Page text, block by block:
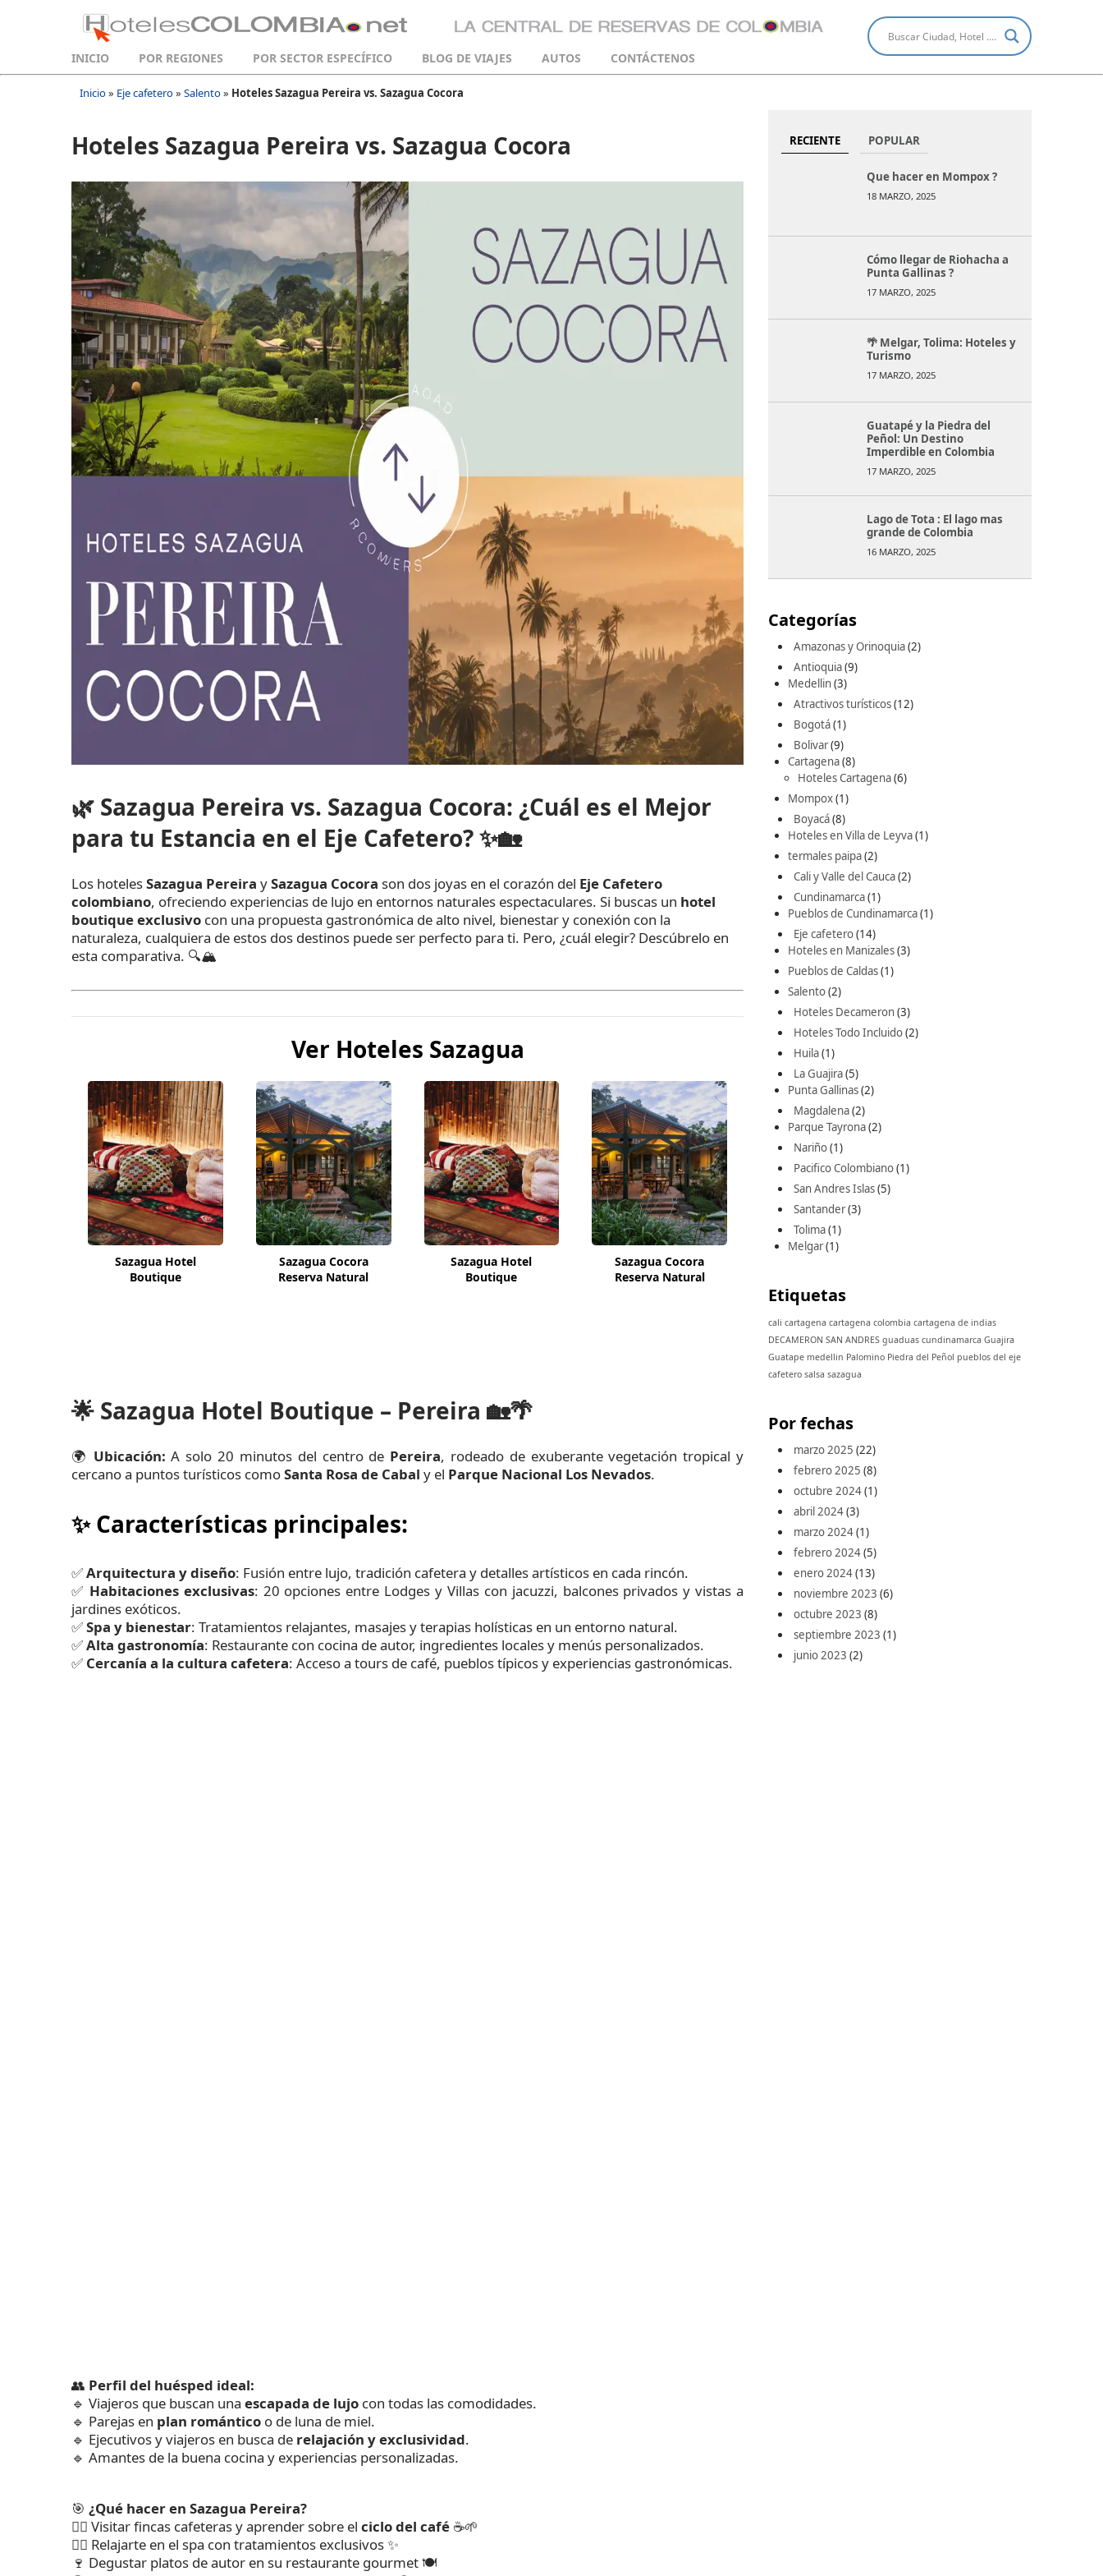
INICIO POR REGIONES POR SECTOR ESPECÍFICO BLOG DE VIAJES AUTOS CONTÁCTENOS
Inicio» Eje cafetero» Salento» Hoteles Sazagua Pereira vs. Sazagua Cocora
Hoteles Sazagua Pereira vs. Sazagua Cocora
🌿 Sazagua Pereira vs. Sazagua Cocora: ¿Cuál es el Mejor
para tu Estancia en el Eje Cafetero?✨🏡
Los hotelesSazagua Pereira ySazagua Cocora son dos joyas en el corazón del Eje Cafetero
colombiano, ofreciendo experiencias de lujo en entornos naturales espectaculares. Si buscas un hotel
boutique exclusivo con una propuesta gastronómica de alto nivel, bienestar y conexión con la
naturaleza, cualquiera de estos dos destinos puede ser perfecto para ti. Pero, ¿cuál elegir? Descúbrelo en
esta comparativa. 🔍🏔️
Ver Hoteles Sazagua
Sazagua Hotel
Boutique
Sazagua Cocora
Reserva Natural
Sazagua Hotel
Boutique
Sazagua Cocora
Reserva Natural
🌟 Sazagua Hotel Boutique – Pereira 🏡🌴
🌍 Ubicación: A solo 20 minutos del centro de Pereira, rodeado de exuberante vegetación tropical y
cercano a puntos turísticos comoSanta Rosa de Cabal y el Parque Nacional Los Nevados.
✨Características principales:
✅Arquitectura y diseño: Fusión entre lujo, tradición cafetera y detalles artísticos en cada rincón.
✅ Habitaciones exclusivas: 20 opciones entre Lodges y Villas con jacuzzi, balcones privados y vistas a
jardines exóticos.
✅Spa y bienestar: Tratamientos relajantes, masajes y terapias holísticas en un entorno natural.
✅Alta gastronomía: Restaurante con cocina de autor, ingredientes locales y menús personalizados.
✅ Cercanía a la cultura cafetera: Acceso a tours de café, pueblos típicos y experiencias gastronómicas.
👥 Perfil del huésped ideal:
🔹 Viajeros que buscan una escapada de lujo con todas las comodidades.
🔹 Parejas en plan romántico o de luna de miel.
🔹 Ejecutivos y viajeros en busca de relajación y exclusividad.
🔹 Amantes de la buena cocina y experiencias personalizadas.
🎯 ¿Qué hacer en Sazagua Pereira?
🚶‍♂️ Visitar fincas cafeteras y aprender sobre el ciclo del café ☕🌱
💆‍♀️ Relajarte en el spa con tratamientos exclusivos ✨
🍷 Degustar platos de autor en su restaurante gourmet 🍽️
RECIENTE POPULAR
Que hacer en Mompox ?
18 MARZO, 2025
Cómo llegar de Riohacha a
Punta Gallinas ?
17 MARZO, 2025
🌴 Melgar, Tolima: Hoteles y
Turismo
17 MARZO, 2025
Guatapé y la Piedra del
Peñol: Un Destino
Imperdible en Colombia
17 MARZO, 2025
Lago de Tota : El lago mas
grande de Colombia
16 MARZO, 2025
Categorías
Amazonas y Orinoquia(2)
Antioquia(9)
Medellin(3)
Atractivos turísticos(12)
Bogotá(1)
Bolivar(9)
Cartagena(8)
Hoteles Cartagena(6)
Mompox(1)
Boyacá(8)
Hoteles en Villa de Leyva(1)
termales paipa(2)
Cali y Valle del Cauca(2)
Cundinamarca(1)
Pueblos de Cundinamarca(1)
Eje cafetero(14)
Hoteles en Manizales(3)
Pueblos de Caldas(1)
Salento(2)
Hoteles Decameron(3)
Hoteles Todo Incluido(2)
Huila(1)
La Guajira(5)
Punta Gallinas(2)
Magdalena(2)
Parque Tayrona(2)
Nariño(1)
Pacifico Colombiano(1)
San Andres Islas(5)
Santander(3)
Tolima(1)
Melgar(1)
Etiquetas
cali cartagena cartagena colombia cartagena de indias
DECAMERON SAN ANDRES guaduas cundinamarca Guajira
Guatape medellin Palomino Piedra del Peñol pueblos del eje
cafetero salsa sazagua
Por fechas
marzo 2025 (22)
febrero 2025 (8)
octubre 2024(1)
abril 2024(3)
marzo 2024(1)
febrero 2024(5)
enero 2024(13)
noviembre 2023 (6)
octubre 2023 (8)
septiembre 2023 (1)
junio 2023 (2)